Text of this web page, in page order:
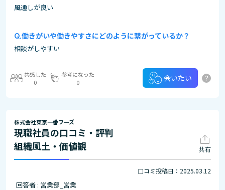
風通しが良い
働きがいや働きやすさにどのように繋がっているか？
相談がしやすい
共感した
0
参考になった
0
会いたい ?
株式会社東京一番フーズ
現職社員の口コミ・評判
組織風土・価値観
共有
口コミ投稿日：2025.03.12
回答者 : 営業部_営業